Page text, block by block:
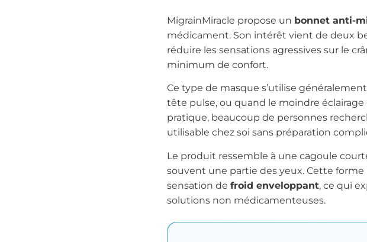
MigrainMiracle propose un bonnet anti-
médicament. Son intérêt vient de deux
réduire les sensations agressives sur le
minimum de confort.
Ce type de masque s’utilise
tête pulse, ou quand le moindre éclairage
pratique, beaucoup de personnes
utilisable chez soi sans préparation
Le produit ressemble à une cagoule
souvent une partie des yeux. Cette
sensation de froid enveloppant, ce qui
solutions non médicamenteuses.